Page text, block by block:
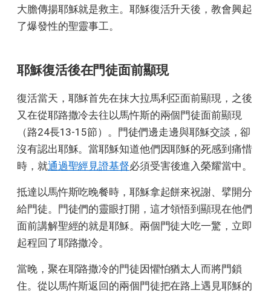
大膽傳揚耶穌就是救主。耶穌復活升天後，教會興起
了爆發性的聖靈事工。
耶穌復活後在門徒面前顯現
復活當天，耶穌首先在抹大拉馬利亞面前顯現，之後
又在從耶路撒冷去往以馬忤斯的兩個門徒面前顯現
（路24長13-15節）。門徒們邊走邊與耶穌交談，卻
沒有認出耶穌。當耶穌知道他們因耶穌的死感到痛惜
時，就通過聖經見證基督必須受害後進入榮耀當中。
抵達以馬忤斯吃晚餐時，耶穌拿起餅來祝謝、擘開分
給門徒。門徒們的靈眼打開，這才領悟到顯現在他們
面前講解聖經的就是耶穌。兩個門徒大吃一驚，立即
起程回了耶路撒冷。
當晚，聚在耶路撒冷的門徒因懼怕猶太人而將門鎖
住。從以馬忤斯返回的兩個門徒把在路上遇見耶穌的